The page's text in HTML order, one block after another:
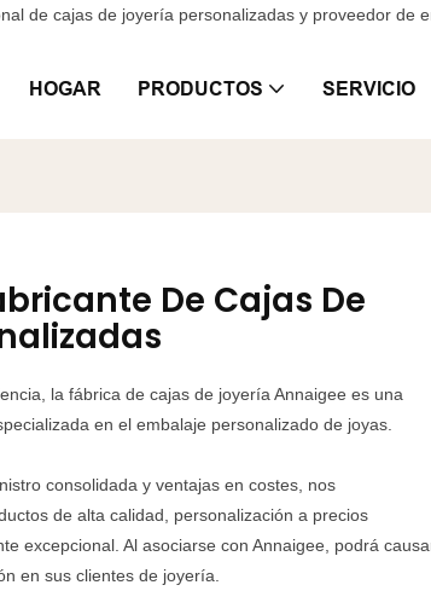
de cajas de joyería personalizadas y proveedor de
HOGAR PRODUCTOS SERVICIO
De Cajas De
la fábrica de cajas de joyería Annaigee es una
en el embalaje personalizado de joyas.
consolidada y ventajas en costes, nos
de alta calidad, personalización a precios
excepcional. Al asociarse con Annaigee, podrá
en sus clientes de joyería.